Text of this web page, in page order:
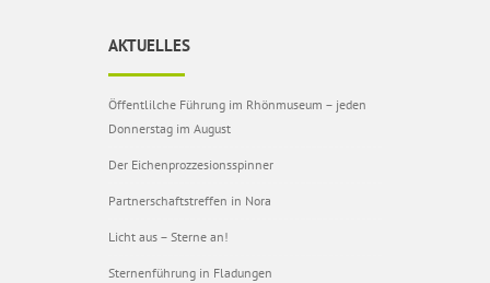
AKTUELLES
Öffentlilche Führung im Rhönmuseum – jeden
Donnerstag im August
Der Eichenprozzesionsspinner
Partnerschaftstreffen in Nora
Licht aus – Sterne an!
Sternenführung in Fladungen